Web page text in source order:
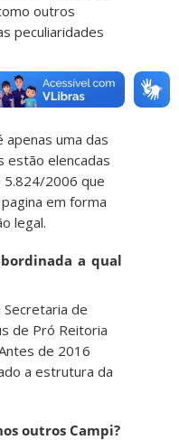
outros
peculiaridades
é somente
apenas uma das
estão elencadas
5.824/2006 que
em forma
legal.
a qual
de
de Pró Reitoria
de 2016
a estrutura da
outros Campi?